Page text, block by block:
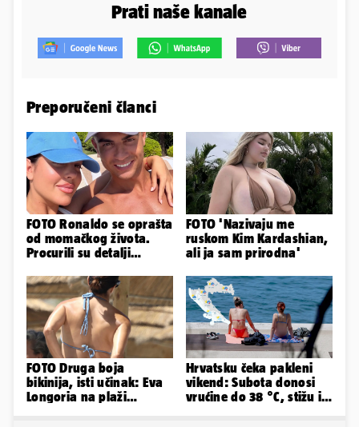
Prati naše kanale
Preporučeni članci
FOTO Ronaldo se oprašta
od momačkog života.
Procurili su detalji
FOTO 'Nazivaju me
ruskom Kim Kardashian,
ali ja sam prirodna'
FOTO Druga boja
bikinija, isti učinak: Eva
Longoria na plaži
Hrvatsku čeka pakleni
vikend: Subota donosi
vrućine do 38 °C, stižu i